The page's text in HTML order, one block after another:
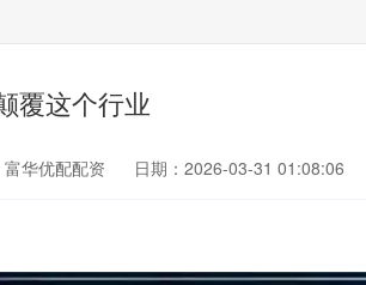
覆这个行业
富华优配配资 日期：2026-03-31 01:08:06